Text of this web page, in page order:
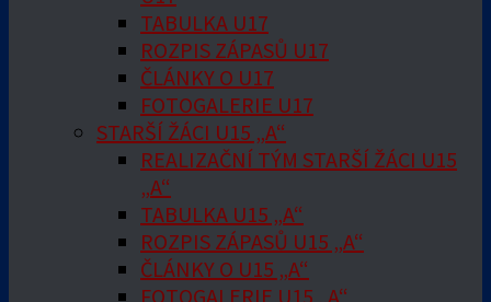
TABULKA U17
ROZPIS ZÁPASŮ U17
ČLÁNKY O U17
FOTOGALERIE U17
STARŠÍ ŽÁCI U15 „A“
REALIZAČNÍ TÝM STARŠÍ ŽÁCI U15
„A“
TABULKA U15 „A“
ROZPIS ZÁPASŮ U15 „A“
ČLÁNKY O U15 „A“
FOTOGALERIE U15 „A“